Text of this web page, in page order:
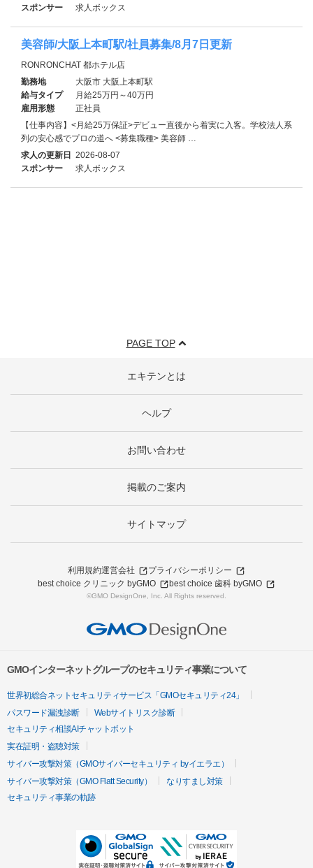
スポンサー
求人ボックス
美容師/大阪上本町駅/社員募集/8月7日更新
RONRONCHAT 都ホテル店
勤務地
大阪市 大阪上本町駅
給与タイプ
月給25万円～40万円
雇用形態
正社員
【仕事内容】<月給25万保証>デビュー直後から着実に入客。学校法人系
列の安心感でプロの道へ <募集職種> 美容師 …
求人の更新日 2026-08-07
スポンサー
求人ボックス
PAGE TOP
エキテンとは
ヘルプ
お問い合わせ
掲載のご案内
サイトマップ
利用規約運営会社
プライバシーポリシー
best choice クリニック byGMO
best choice 歯科 byGMO
©GMO DesignOne, Inc. All Rights reserved.
GMOインターネットグループのセキュリティ事業について
世界初総合ネットセキュリティサービス「GMOセキュリティ24」
パスワード漏洩診断
Webサイトリスク診断
セキュリティ相談AIチャットボット
実在証明・盗聴対策
サイバー攻撃対策（GMOサイバーセキュリティ byイエラエ）
サイバー攻撃対策（GMO Flatt Security）
なりすまし対策
セキュリティ事業の軌跡